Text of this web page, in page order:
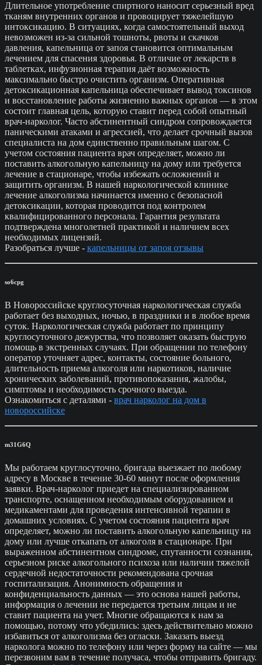
Длительное употребление спиртного наносит серьезный вред
тканям внутренних органов и провоцирует тяжелейшую
интоксикацию. В ситуациях, когда самостоятельный выход
невозможен из-за сильной тошноты, рвоты и скачков
давления, капельница от запоя становится оптимальным
лечением для спасения здоровья. В отличие от лекарств в
таблетках, инфузионная терапия даёт возможность
максимально быстро очистить организм. Оперативная
детоксикационная капельница обеспечивает вывод токсинов
и восстановление работы жизненно важных органов — в этом
состоит главная цель, которую ставит перед собой опытный
врач-нарколог. Часто абстинентный синдром сопровождается
паническими атаками и агрессией, что делает срочный вызов
специалиста на дом единственно правильным шагом. С
учетом состояния пациента врач определяет, можно ли
поставить алкогольную капельницу на дому или требуется
лечение в стационаре, чтобы избежать осложнений и
защитить организм. В нашей наркологической клинике
лечение алкоголизма начинается именно с безопасной
детоксикации, которая проводится под контролем
квалифицированного персонала. Гарантия результата
подтверждена многолетней практикой и наличием всех
необходимых лицензий.
Разобраться лучше - капельницы от запоя отзывы
so6cpg
В Новороссийске круглосуточная наркологическая служба
работает без выходных, ночью, в праздники и в любое время
суток. Наркологическая служба работает по принципу
круглосуточного дежурства, что позволяет оказать быструю
помощь в экстренных случаях. При обращении по телефону
оператор уточняет адрес, контакты, состояние больного,
длительность приема алкоголя или наркотиков, наличие
хронических заболеваний, противопоказания, жалобы,
симптомы и необходимость срочного выезда.
Ознакомиться с деталями - врач нарколог на дом в
новороссийске
m31G6Q
Мы работаем круглосуточно, бригада выезжает по любому
адресу в Москве в течение 30-60 минут после оформления
заявки. Врач-нарколог приедет на специализированном
транспорте, оснащенном необходимым оборудованием и
медикаментами для проведения интенсивной терапии в
домашних условиях. С учетом состояния пациента врач
определяет, можно ли поставить алкогольную капельницу на
дому или лучше откапать от алкоголя в стационаре. При
выраженном абстинентном синдроме, спутанности сознания,
серьезном риске алкогольного психоза или наличии тяжелой
сердечной недостаточности рекомендована срочная
госпитализация. Анонимность обращения и
конфиденциальность данных — это основа нашей работы,
информация о лечении не передается третьим лицам и не
ставит пациента на учет. Многие обращаются к нам за
помощью, потому что убедились: здесь действительно можно
избавиться от алкоголизма без огласки. Заказать выезд
нарколога можно по телефону или через форму на сайте — мы
перезвоним вам в течение получаса, чтобы отправить бригаду.